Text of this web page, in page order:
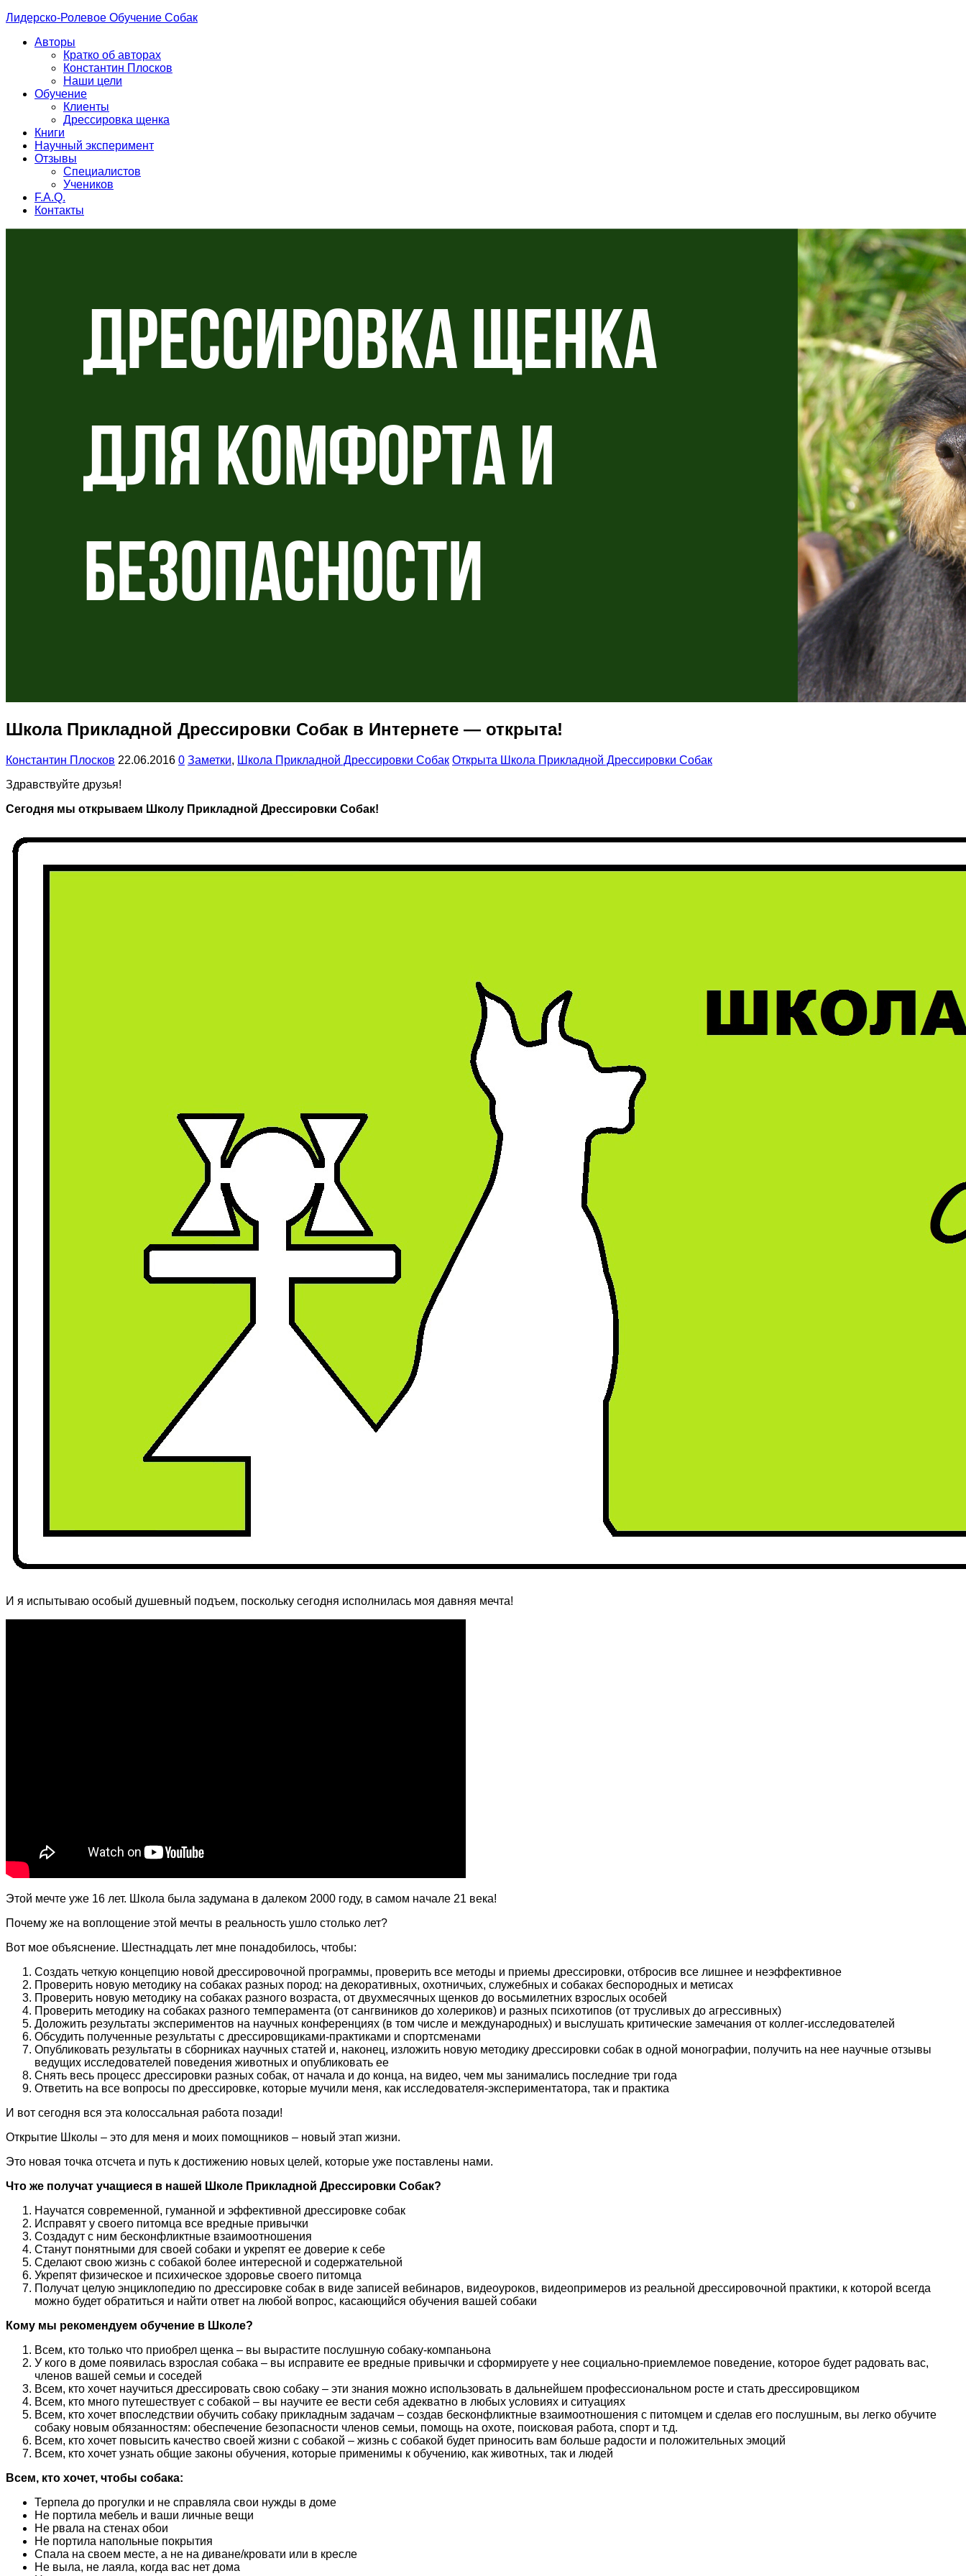
Лидерско-Ролевое Обучение Собак
Авторы
Кратко об авторах
Константин Плосков
Наши цели
Обучение
Клиенты
Дрессировка щенка
Книги
Научный эксперимент
Отзывы
Специалистов
Учеников
F.A.Q.
Контакты
Школа Прикладной Дрессировки Собак в Интернете — открыта!
Константин Плосков 22.06.2016 0 Заметки, Школа Прикладной Дрессировки Собак Открыта Школа Прикладной Дрессировки Собак
Здравствуйте друзья!
Сегодня мы открываем Школу Прикладной Дрессировки Собак!
И я испытываю особый душевный подъем, поскольку сегодня исполнилась моя давняя мечта!
Этой мечте уже 16 лет. Школа была задумана в далеком 2000 году, в самом начале 21 века!
Почему же на воплощение этой мечты в реальность ушло столько лет?
Вот мое объяснение. Шестнадцать лет мне понадобилось, чтобы:
Создать четкую концепцию новой дрессировочной программы, проверить все методы и приемы дрессировки, отбросив все лишнее и неэффективное
Проверить новую методику на собаках разных пород: на декоративных, охотничьих, служебных и собаках беспородных и метисах
Проверить новую методику на собаках разного возраста, от двухмесячных щенков до восьмилетних взрослых особей
Проверить методику на собаках разного темперамента (от сангвиников до холериков) и разных психотипов (от трусливых до агрессивных)
Доложить результаты экспериментов на научных конференциях (в том числе и международных) и выслушать критические замечания от коллег-исследователей
Обсудить полученные результаты с дрессировщиками-практиками и спортсменами
Опубликовать результаты в сборниках научных статей и, наконец, изложить новую методику дрессировки собак в одной монографии, получить на нее научные отзывы
ведущих исследователей поведения животных и опубликовать ее
Снять весь процесс дрессировки разных собак, от начала и до конца, на видео, чем мы занимались последние три года
Ответить на все вопросы по дрессировке, которые мучили меня, как исследователя-экспериментатора, так и практика
И вот сегодня вся эта колоссальная работа позади!
Открытие Школы – это для меня и моих помощников – новый этап жизни.
Это новая точка отсчета и путь к достижению новых целей, которые уже поставлены нами.
Что же получат учащиеся в нашей Школе Прикладной Дрессировки Собак?
Научатся современной, гуманной и эффективной дрессировке собак
Исправят у своего питомца все вредные привычки
Создадут с ним бесконфликтные взаимоотношения
Станут понятными для своей собаки и укрепят ее доверие к себе
Сделают свою жизнь с собакой более интересной и содержательной
Укрепят физическое и психическое здоровье своего питомца
Получат целую энциклопедию по дрессировке собак в виде записей вебинаров, видеоуроков, видеопримеров из реальной дрессировочной практики, к которой всегда
можно будет обратиться и найти ответ на любой вопрос, касающийся обучения вашей собаки
Кому мы рекомендуем обучение в Школе?
Всем, кто только что приобрел щенка – вы вырастите послушную собаку-компаньона
У кого в доме появилась взрослая собака – вы исправите ее вредные привычки и сформируете у нее социально-приемлемое поведение, которое будет радовать вас,
членов вашей семьи и соседей
Всем, кто хочет научиться дрессировать свою собаку – эти знания можно использовать в дальнейшем профессиональном росте и стать дрессировщиком
Всем, кто много путешествует с собакой – вы научите ее вести себя адекватно в любых условиях и ситуациях
Всем, кто хочет впоследствии обучить собаку прикладным задачам – создав бесконфликтные взаимоотношения с питомцем и сделав его послушным, вы легко обучите
собаку новым обязанностям: обеспечение безопасности членов семьи, помощь на охоте, поисковая работа, спорт и т.д.
Всем, кто хочет повысить качество своей жизни с собакой – жизнь с собакой будет приносить вам больше радости и положительных эмоций
Всем, кто хочет узнать общие законы обучения, которые применимы к обучению, как животных, так и людей
Всем, кто хочет, чтобы собака:
Терпела до прогулки и не справляла свои нужды в доме
Не портила мебель и ваши личные вещи
Не рвала на стенах обои
Не портила напольные покрытия
Спала на своем месте, а не на диване/кровати или в кресле
Не выла, не лаяла, когда вас нет дома